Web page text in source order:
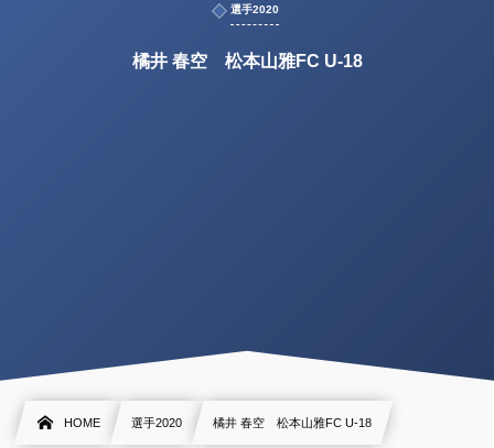
選手2020
橘井 春空 松本山雅FC U-18
HOME 選手2020 橘井 春空 松本山雅FC U-18